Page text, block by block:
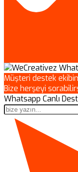
Müşteri destek
Bize herşeyi
Whatsapp Canlı